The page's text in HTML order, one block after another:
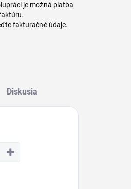
je možná platba
fakturačné údaje.
Diskusia
+